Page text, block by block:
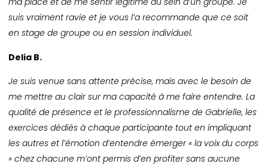
suis vraiment ravie et je vous l’a recommande que ce soit
en stage de groupe ou en session individuel.
Delia B.
Je suis venue sans attente précise, mais avec le besoin de
me mettre au clair sur ma capacité à me faire entendre. La
qualité de présence et le professionnalisme de Gabrielle, les
exercices dédiés à chaque participante tout en impliquant
les autres et l’émotion d’entendre émerger « la voix du corps
» chez chacune m’ont permis d’en profiter sans aucune